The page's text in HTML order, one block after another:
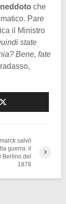
che
Pare
il Ministro
state
Bene, fate
salvò
guerra: il
Berlino del
1878